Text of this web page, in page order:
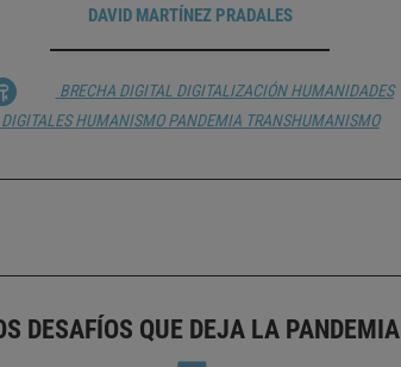
DAVID MARTÍNEZ PRADALES
BRECHA DIGITAL DIGITALIZACIÓN HUMANIDADES
DIGITALES HUMANISMO PANDEMIA TRANSHUMANISMO
DESAFÍOS QUE DEJA LA PANDEMIA